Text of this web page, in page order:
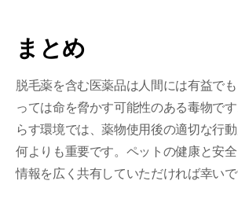
まとめ
脱毛薬を含む医薬品は人間には有益で
っては命を脅かす可能性のある毒物で
らす環境では、薬物使用後の適切な行
何よりも重要です。ペットの健康と安
情報を広く共有していただければ幸いで